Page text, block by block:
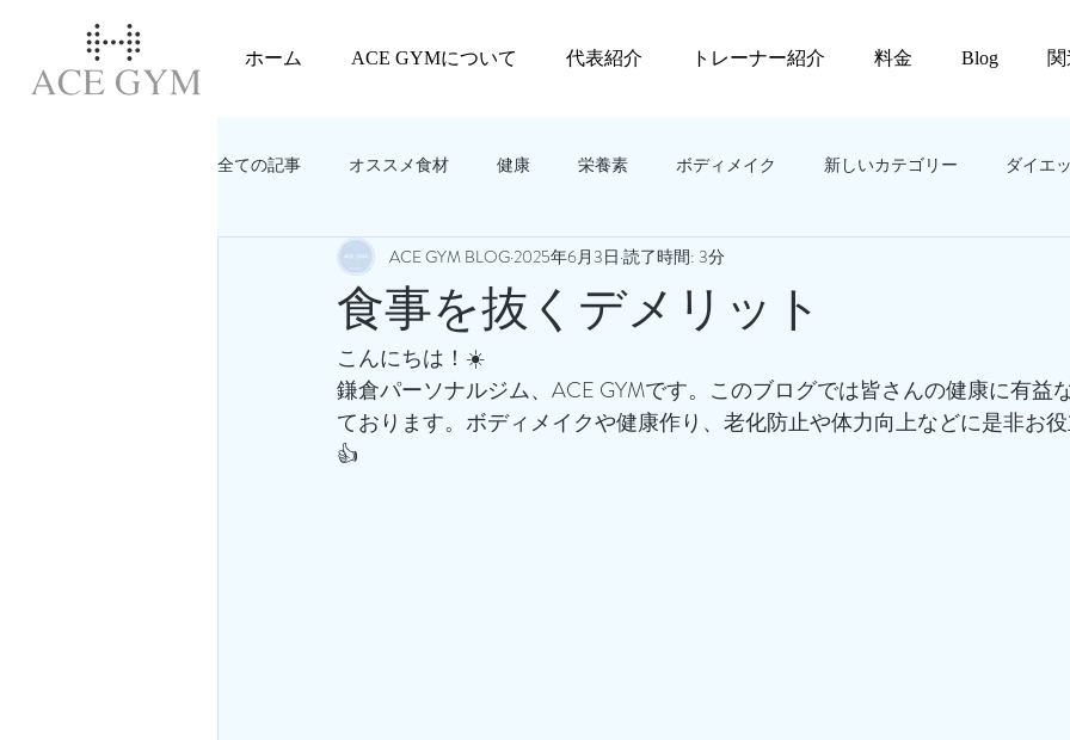
ホーム ACE GYMについて 代表紹介 トレーナー紹介 料金 Blog
全ての記事 オススメ食材 健康 栄養素 ボディメイク 新しいカテゴリー ダイエ
教えてACEGYM‼️ 美容
食事を抜くデメリット
ACE GYM BLOG 2025年6月3日 読了時間: 3分
こんにちは！☀️
鎌倉パーソナルジム、ACE GYMです。このブログでは皆さんの健康に有益
ております。ボディメイクや健康作り、老化防止や体力向上などに是非お
👍